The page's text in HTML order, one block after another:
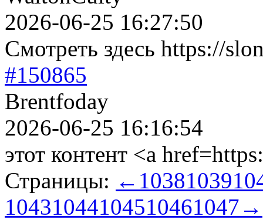
2026-06-25 16:27:50
Смотреть здесь https://
#150865
Brentfoday
2026-06-25 16:16:54
этот контент <a
Страницы: ← 10381039
10431044104510461047 →